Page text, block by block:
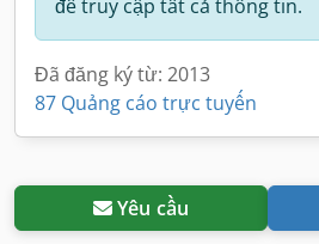
để truy cập tất cả thông tin.
Đã đăng ký từ: 2013
87 Quảng cáo trực tuyến
Yêu cầu